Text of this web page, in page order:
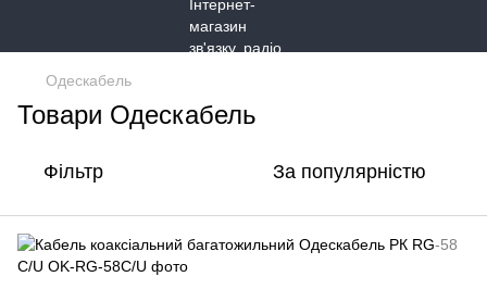
Одескабель
Товари Одескабель
Фільтр За популярністю